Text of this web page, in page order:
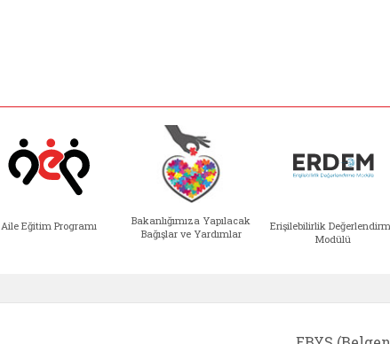
Aile Eğitim Programı
Bakanlığımıza Yapılacak
Bağışlar ve Yardımlar
Erişilebilirlik
Modülü